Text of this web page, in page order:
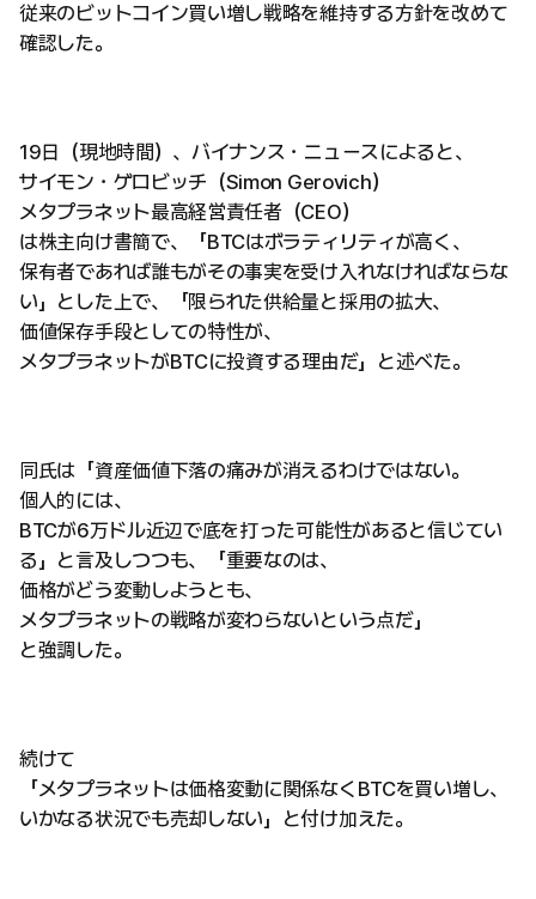
従来のビットコイン買い増し戦略を維持する方針を改めて
確認した。
19日（現地時間）、バイナンス・ニュースによると、
サイモン・ゲロビッチ（Simon Gerovich）
メタプラネット最高経営責任者（CEO）
は株主向け書簡で、「BTCはボラティリティが高く、
保有者であれば誰もがその事実を受け入れなければならな
い」とした上で、「限られた供給量と採用の拡大、
価値保存手段としての特性が、
メタプラネットがBTCに投資する理由だ」と述べた。
同氏は「資産価値下落の痛みが消えるわけではない。
個人的には、
BTCが6万ドル近辺で底を打った可能性があると信じてい
る」と言及しつつも、「重要なのは、
価格がどう変動しようとも、
メタプラネットの戦略が変わらないという点だ」
と強調した。
続けて
「メタプラネットは価格変動に関係なくBTCを買い増し、
いかなる状況でも売却しない」と付け加えた。